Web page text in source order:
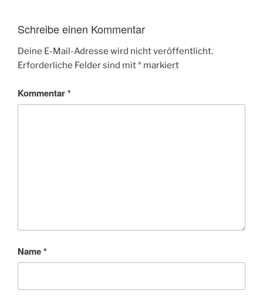
Schreibe einen Kommentar
Deine E-Mail-Adresse wird nicht veröffentlicht.
Erforderliche Felder sind mit* markiert
Kommentar*
Name*